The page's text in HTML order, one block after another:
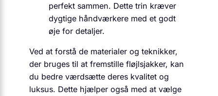
perfekt sammen. Dette trin kræver
dygtige håndværkere med et godt
øje for detaljer.
Ved at forstå de materialer og teknikker,
der bruges til at fremstille fløjlsjakker, kan
du bedre værdsætte deres kvalitet og
luksus. Dette hjælper også med at vælge